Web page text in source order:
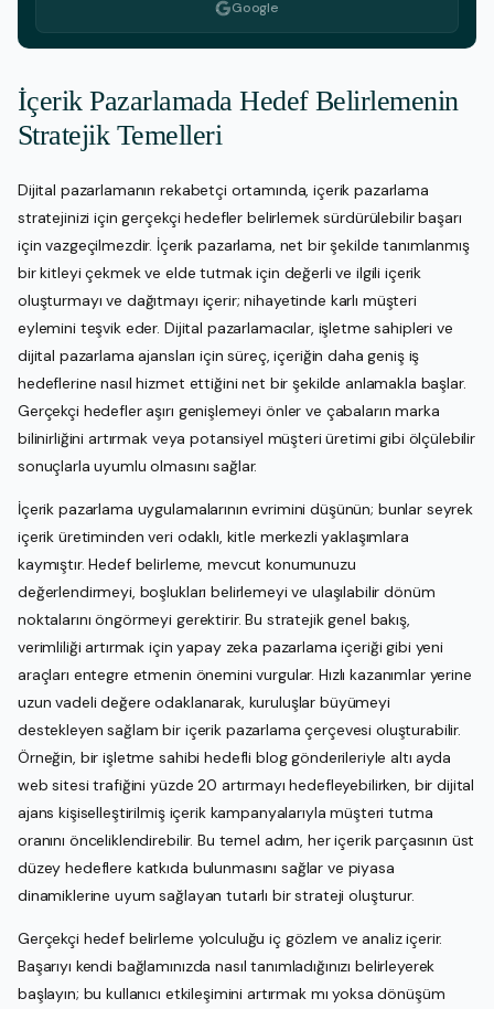
Google
İçerik Pazarlamada Hedef Belirlemenin
Stratejik Temelleri
Dijital pazarlamanın rekabetçi ortamında, içerik pazarlama
stratejinizi için gerçekçi hedefler belirlemek sürdürülebilir başarı
için vazgeçilmezdir. İçerik pazarlama, net bir şekilde tanımlanmış
bir kitleyi çekmek ve elde tutmak için değerli ve ilgili içerik
oluşturmayı ve dağıtmayı içerir; nihayetinde karlı müşteri
eylemini teşvik eder. Dijital pazarlamacılar, işletme sahipleri ve
dijital pazarlama ajansları için süreç, içeriğin daha geniş iş
hedeflerine nasıl hizmet ettiğini net bir şekilde anlamakla başlar.
Gerçekçi hedefler aşırı genişlemeyi önler ve çabaların marka
bilinirliğini artırmak veya potansiyel müşteri üretimi gibi ölçülebilir
sonuçlarla uyumlu olmasını sağlar.
İçerik pazarlama uygulamalarının evrimini düşünün; bunlar seyrek
içerik üretiminden veri odaklı, kitle merkezli yaklaşımlara
kaymıştır. Hedef belirleme, mevcut konumunuzu
değerlendirmeyi, boşlukları belirlemeyi ve ulaşılabilir dönüm
noktalarını öngörmeyi gerektirir. Bu stratejik genel bakış,
verimliliği artırmak için yapay zeka pazarlama içeriği gibi yeni
araçları entegre etmenin önemini vurgular. Hızlı kazanımlar yerine
uzun vadeli değere odaklanarak, kuruluşlar büyümeyi
destekleyen sağlam bir içerik pazarlama çerçevesi oluşturabilir.
Örneğin, bir işletme sahibi hedefli blog gönderileriyle altı ayda
web sitesi trafiğini yüzde 20 artırmayı hedefleyebilirken, bir dijital
ajans kişiselleştirilmiş içerik kampanyalarıyla müşteri tutma
oranını önceliklendirebilir. Bu temel adım, her içerik parçasının üst
düzey hedeflere katkıda bulunmasını sağlar ve piyasa
dinamiklerine uyum sağlayan tutarlı bir strateji oluşturur.
Gerçekçi hedef belirleme yolculuğu iç gözlem ve analiz içerir.
Başarıyı kendi bağlamınızda nasıl tanımladığınızı belirleyerek
başlayın; bu kullanıcı etkileşimini artırmak mı yoksa dönüşüm